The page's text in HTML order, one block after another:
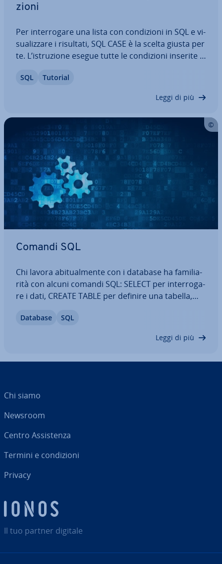
zio­ni
Per in­ter­ro­ga­re una lista con con­di­zio­ni in SQL e vi­
sua­liz­za­re i risultati, SQL CASE è la scelta giusta per
te. L’istru­zio­ne esegue tutte le con­di­zio­ni inserite e
sod­di­sfat­ti oppure no. Ti spie­ghia­mo come
SQL Tutorial
Leggi di più
Comandi SQL
Chi lavora abi­tual­men­te con i database ha fa­mi­lia­
ri­tà con alcuni comandi SQL: SELECT per in­ter­ro­ga­
re i dati, CREATE TABLE per definire una tabella,
mol­ti­tu­di­ne di altri comandi SQL. Ciò è dovuto al
Database SQL
Leggi di più
Il tuo partner digitale
Chi siamo
Newsroom
Centro As­si­sten­za
Termini e con­di­zio­ni
Privacy